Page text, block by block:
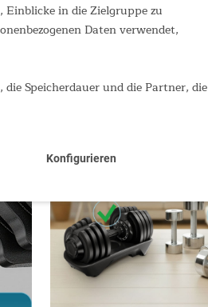
Einblicke in die Zielgruppe zu
Daten verwendet,
Speicherdauer und die Partner, die
Konfigurieren